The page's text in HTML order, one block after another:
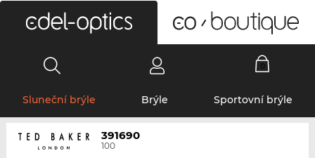
Sluneční brýle Brýle Sportovní brýle
391690
100